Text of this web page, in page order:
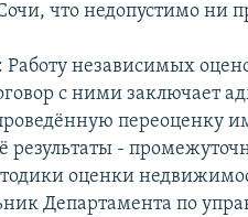
что недопустимо ни
Работу независимых
с ними заключает
переоценку
результаты -
оценки
Департамента по